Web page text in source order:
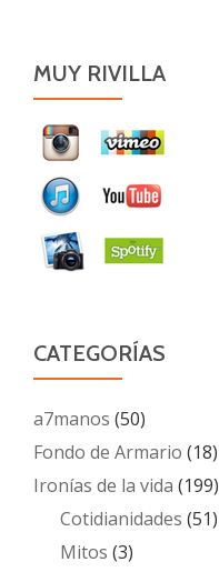
MUY RIVILLA
CATEGORÍAS
a7manos (50)
Fondo de Armario (18)
Ironías de la vida (199)
Cotidianidades (51)
Mitos (3)